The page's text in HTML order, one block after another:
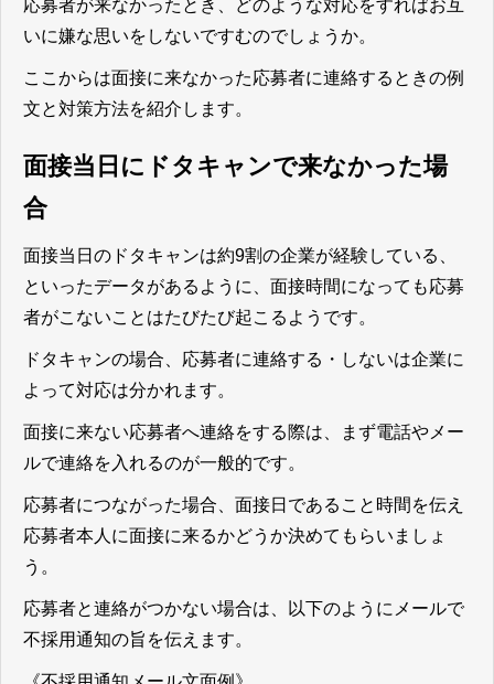
応募者が来なかったとき、どのような対応をすればお互
いに嫌な思いをしないですむのでしょうか。
ここからは面接に来なかった応募者に連絡するときの例
文と対策方法を紹介します。
面接当日にドタキャンで来なかった場
合
面接当日のドタキャンは約9割の企業が経験している
といったデータがあるように、面接時間になっても応募
者がこないことはたびたび起こるようです。
ドタキャンの場合、応募者に連絡する・しないは企業に
よって対応は分かれます。
面接に来ない応募者へ連絡をする際は、まず電話やメー
ルで連絡を入れるのが一般的です。
応募者につながった場合、面接日であること時間を伝え
応募者本人に面接に来るかどうか決めてもらいましょ
う。
応募者と連絡がつかない場合は、以下のようにメールで
不採用通知の旨を伝えます。